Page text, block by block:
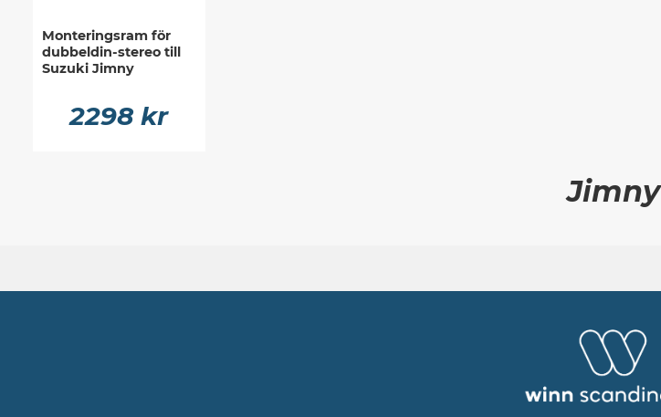
Monteringsram för
dubbeldin-stereo till
Suzuki Jimny
2298 kr
Jimny